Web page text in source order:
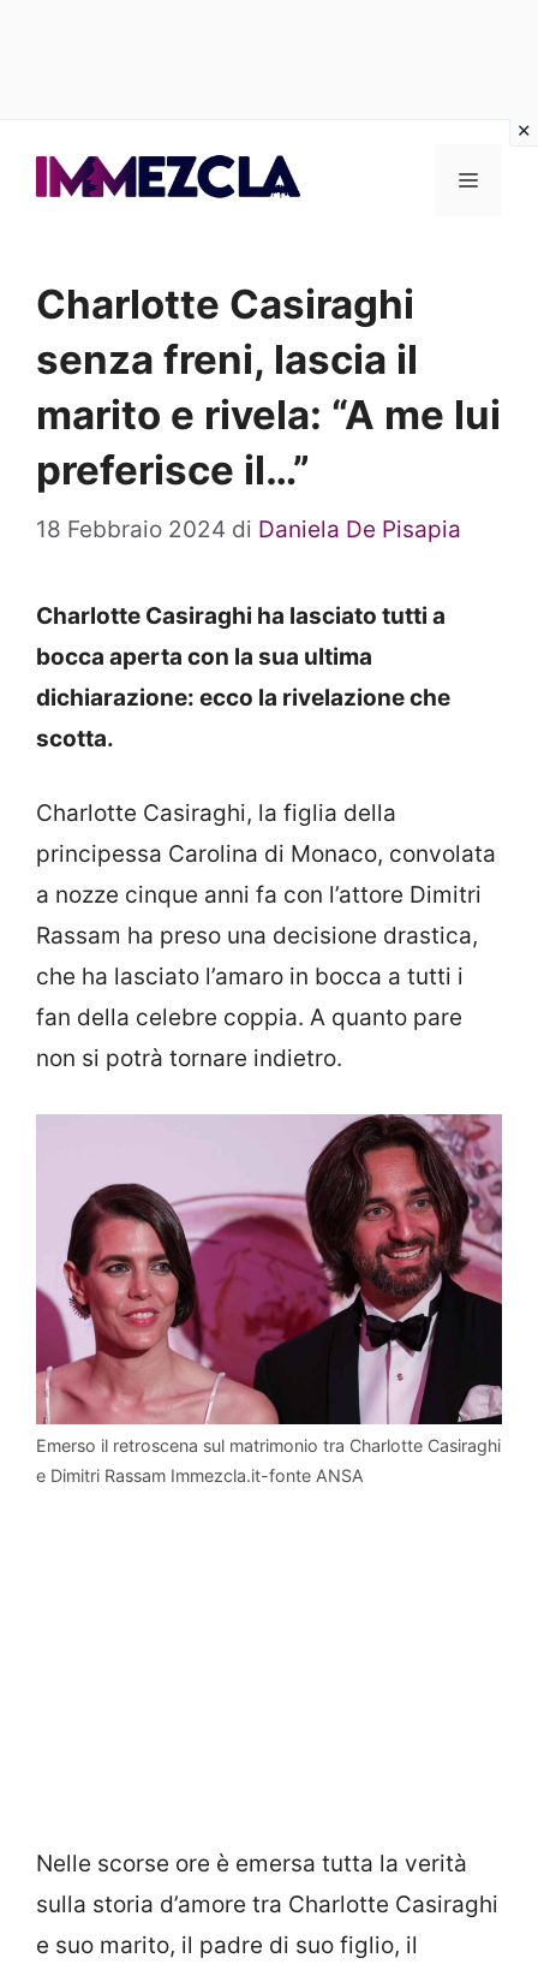
Menu
Charlotte Casiraghi
senza freni, lascia il
marito e rivela: “A me lui
preferisce il…”
18 Febbraio 2024 di Daniela De Pisapia
Charlotte Casiraghi ha lasciato tutti a
bocca aperta con la sua ultima
dichiarazione: ecco la rivelazione che
scotta.
Charlotte Casiraghi, la figlia della
principessa Carolina di Monaco, convolata
a nozze cinque anni fa con l’attore Dimitri
Rassam ha preso una decisione drastica,
che ha lasciato l’amaro in bocca a tutti i
fan della celebre coppia. A quanto pare
non si potrà tornare indietro.
Emerso il retroscena sul matrimonio tra Charlotte Casiraghi
e Dimitri Rassam Immezcla.it-fonte ANSA
Nelle scorse ore è emersa tutta la verità
sulla storia d’amore tra Charlotte Casiraghi
e suo marito, il padre di suo figlio, il